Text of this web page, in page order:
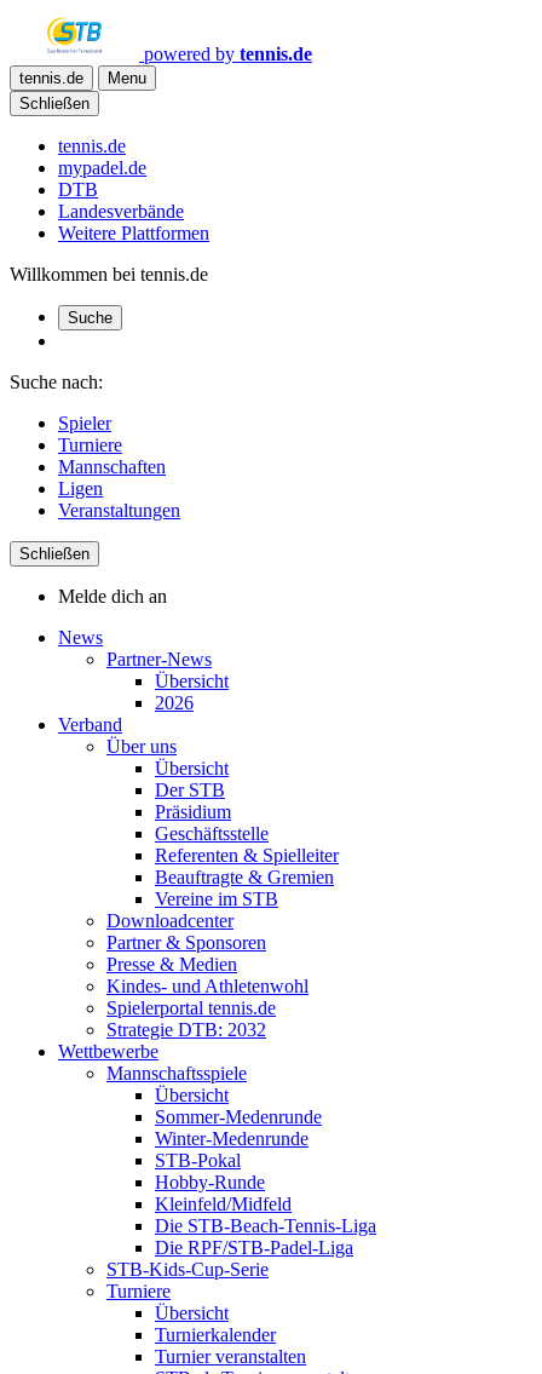
powered by tennis.de
tennis.de
Menu
Schließen
tennis.de
mypadel.de
DTB
Landesverbände
Weitere Plattformen
Willkommen bei tennis.de
Suche
Suche nach:
Spieler
Turniere
Mannschaften
Ligen
Veranstaltungen
Schließen
Melde dich an
News
Partner-News
Übersicht
2026
Verband
Über uns
Übersicht
Der STB
Präsidium
Geschäftsstelle
Referenten & Spielleiter
Beauftragte & Gremien
Vereine im STB
Downloadcenter
Partner & Sponsoren
Presse & Medien
Kindes- und Athletenwohl
Spielerportal tennis.de
Strategie DTB: 2032
Wettbewerbe
Mannschaftsspiele
Übersicht
Sommer-Medenrunde
Winter-Medenrunde
STB-Pokal
Hobby-Runde
Kleinfeld/Midfeld
Die STB-Beach-Tennis-Liga
Die RPF/STB-Padel-Liga
STB-Kids-Cup-Serie
Turniere
Übersicht
Turnierkalender
Turnier veranstalten